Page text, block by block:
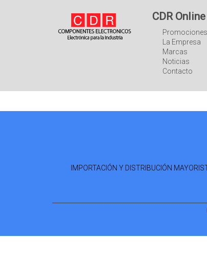
CDR Online
Promociones
La Empresa
Marcas
Noticias
Contacto
IMPORTACIÓN Y DISTRIBUCIÓN